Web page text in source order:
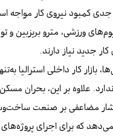
جدی کمبود نیروی کار مواجه
ورزشی، مترو بریزبین
کار جدید نیاز دارند.
بازار کار داخلی استرالیا
ندارد. علاوه بر این، بحران
مضاعفی بر صنعت
که برای اجرای پروژه‌های